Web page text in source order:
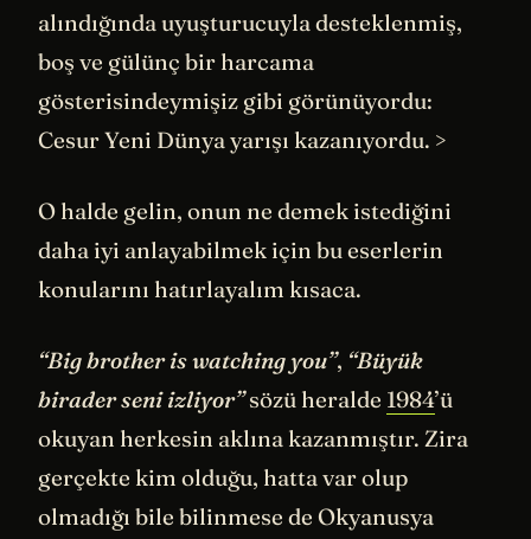
alındığında uyuşturucuyla desteklenmiş,
boş ve gülünç bir harcama
gösterisindeymişiz gibi görünüyordu:
Cesur Yeni Dünya yarışı kazanıyordu. >
O halde gelin, onun ne demek istediğini
daha iyi anlayabilmek için bu eserlerin
konularını hatırlayalım kısaca.
“Big brother is watching you”, “Büyük
birader seni izliyor”sözü heralde 1984’ü
okuyan herkesin aklına kazanmıştır. Zira
gerçekte kim olduğu, hatta var olup
olmadığı bile bilinmese de Okyanusya